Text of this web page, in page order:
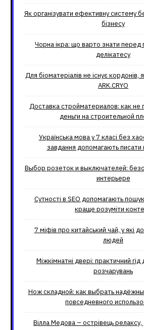
Як організувати ефективну систему
бізнесу
Чорна ікра: що варто знати перед
делікатесу
Для біоматеріалів не існує кордонів,
ARK.CRYO
Доставка стройматериалов: как не
деньги на строительной
Українська мова у 7 класі без
завдання допомагають писати
Выбор розеток и выключателей:
интерьере
Сутності в SEO допомагають
краще розуміти
7 міфів про китайський чай, у які
людей
Міжкімнатні двері: практичний
розчарувань
Нож складной: как выбрать
повседневного
Вілла Медова – острівець